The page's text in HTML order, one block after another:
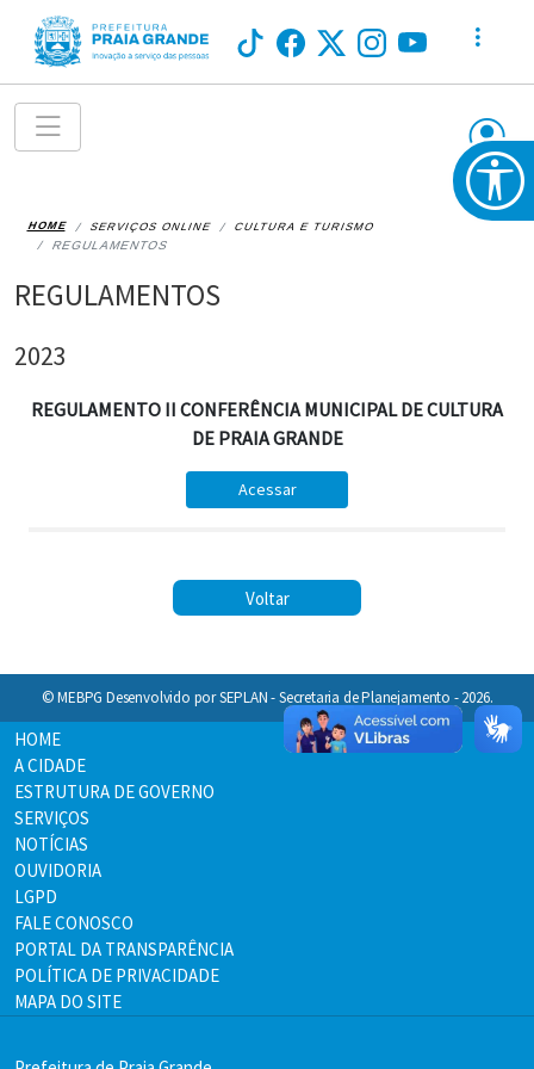
HOME SERVIÇOS ONLINE CULTURA E TURISMO
REGULAMENTOS
REGULAMENTOS
2023
REGULAMENTO II CONFERÊNCIA MUNICIPAL DE CULTURA
DE PRAIA GRANDE
Acessar
Voltar
© MEBPG Desenvolvido por SEPLAN - Secretaria de Planejamento - 2026.
HOME
A CIDADE
ESTRUTURA DE GOVERNO
SERVIÇOS
NOTÍCIAS
OUVIDORIA
LGPD
FALE CONOSCO
PORTAL DA TRANSPARÊNCIA
POLÍTICA DE PRIVACIDADE
MAPA DO SITE